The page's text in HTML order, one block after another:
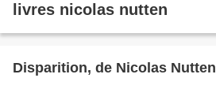
livres nicolas nutten
Disparition, de Nicolas Nutten